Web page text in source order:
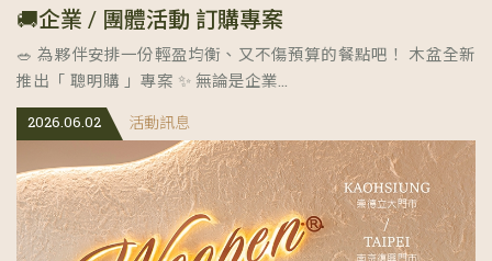
🚚企業 / 團體活動 訂購專案
🥗 為夥伴安排一份輕盈均衡、又不傷預算的餐點吧！ 木盆全新
推出「 聰明購 」專案 ✨ 無論是企業...
2026.06.02 活動訊息